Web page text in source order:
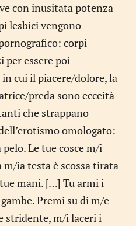
con inusitata potenza
lesbici vengono
corpi
essere poi
cui il piacere/dolore, la
preda sono ecceità
che strappano
omologato:
Le tue cosce m/i
ia testa è scossa tirata
mani. […] Tu armi i
Premi su di m/e
stridente, m/i laceri i